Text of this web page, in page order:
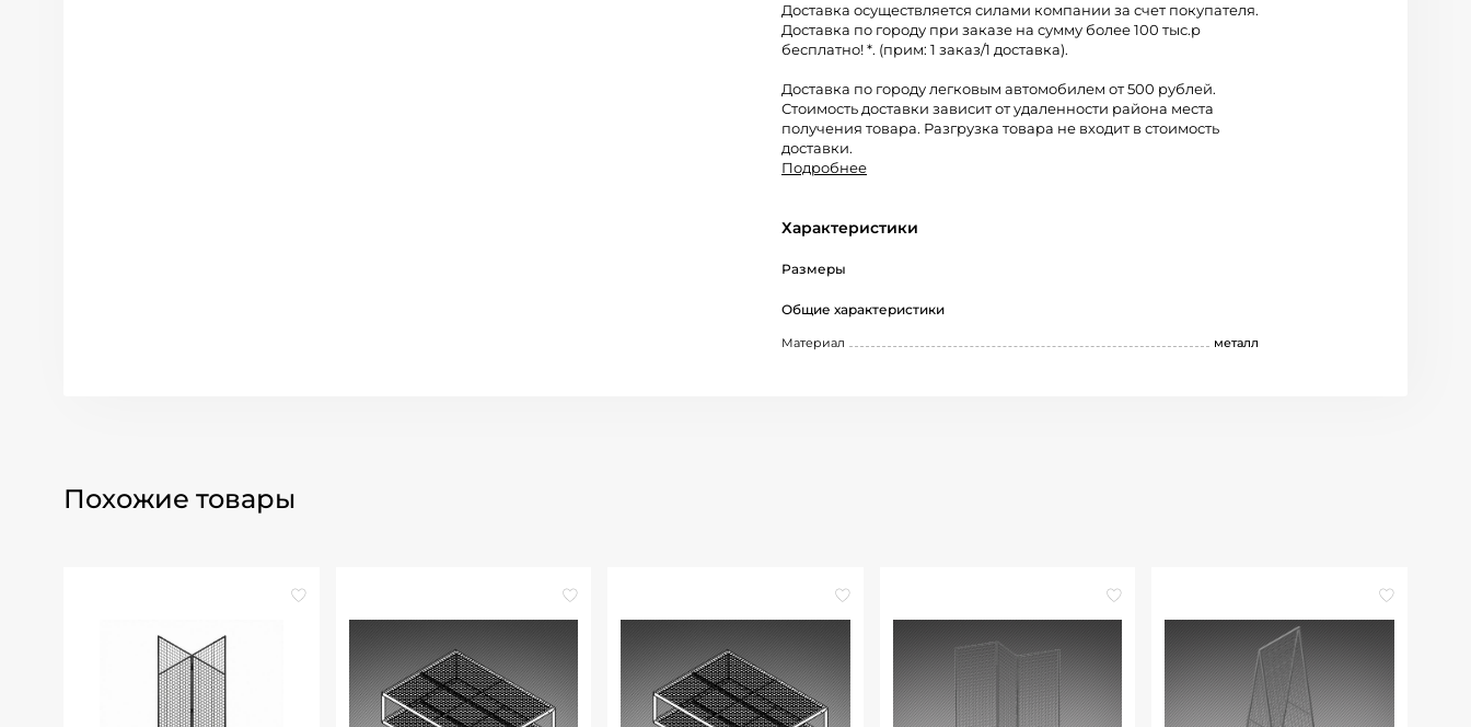
Доставка осуществляется силами компании за счет покупателя.
Доставка по городу при заказе на сумму более 100 тыс.р
бесплатно! *. (прим: 1 заказ/1 доставка).
Доставка по городу легковым автомобилем от 500 рублей.
Стоимость доставки зависит от удаленности района места
получения товара. Разгрузка товара не входит в стоимость
доставки.
Подробнее
Характеристики
Размеры
Общие характеристики
Материал металл
Похожие товары